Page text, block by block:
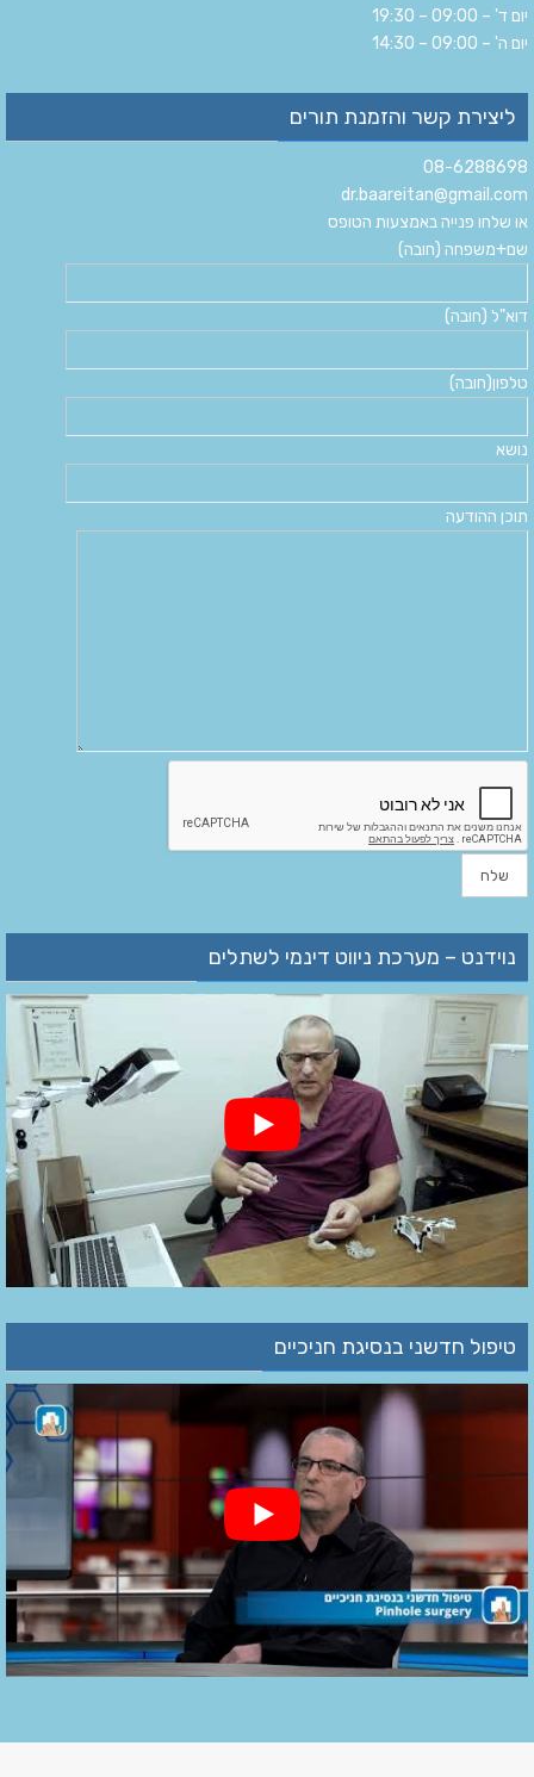
יום ד' – 09:00 – 19:30
יום ה' – 09:00 – 14:30
ליצירת קשר והזמנת תורים
08-6288698
dr.baareitan@gmail.com
או שלחו פנייה באמצעות הטופס
שם+משפחה (חובה)
דוא"ל (חובה)
טלפון(חובה)
נושא
תוכן ההודעה
נוידנט – מערכת ניווט דינמי לשתלים
טיפול חדשני בנסיגת חניכיים